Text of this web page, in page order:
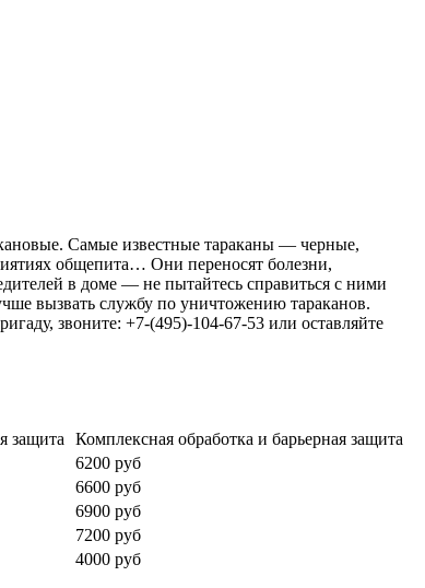
Самые известные тараканы — черные,
общепита… Они переносят болезни,
в доме — не пытайтесь справиться с ними
вызвать службу по уничтожению тараканов.
звоните: +7-(495)-104-67-53 или оставляйте
защита
Комплексная обработка и барьерная защита
6200 руб
6600 руб
6900 руб
7200 руб
4000 руб